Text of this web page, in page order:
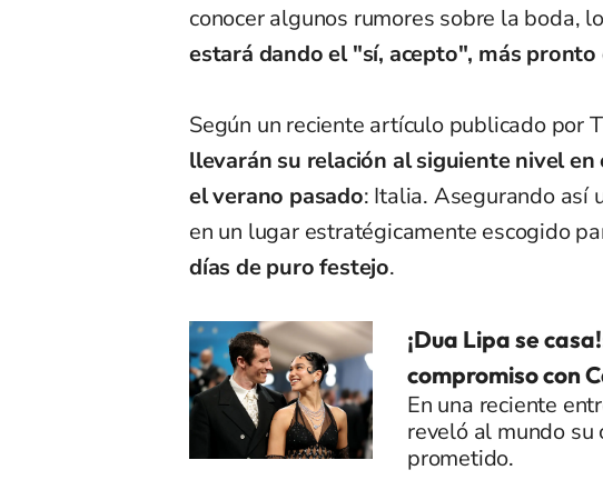
conocer algunos rumores sobre la boda,
estará dando el "sí, acepto", más
Según un reciente artículo publicado por
llevarán su relación al siguiente nivel
el verano pasado: Italia. Asegurando así
en un lugar estratégicamente escogido
días de puro festejo.
¡Dua Lipa se
compromiso con
En una reciente
reveló al mundo su
prometido.